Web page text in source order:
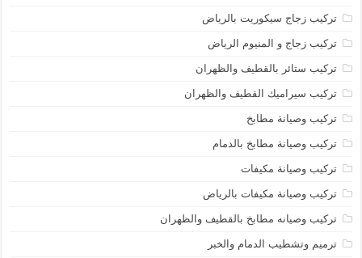
تركيب زجاج سيكوريت بالرياض
تركيب زجاج و المنيوم الرياض
تركيب ستائر بالقطيف والظهران
تركيب سيراميك القطيف والظهران
تركيب وصيانة مطابخ
تركيب وصيانة مطابخ بالدمام
تركيب وصيانة مكيفات
تركيب وصيانة مكيفات بالرياض
تركيب وصيانه مطابخ بالقطيف والظهران
ترميم وتشطيب الدمام والخبر